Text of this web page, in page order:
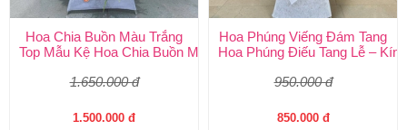
Hoa Chia Buồn Màu Trắng
Top Mẫu Kệ Hoa Chia Buồn Màu Trắng Được Chọn Nhiều Nhất
1.650.000 đ
1.500.000 đ
Hoa Phúng Viếng Đám Tang
Hoa Phúng Điếu Tang Lễ –
950.000 đ
850.000 đ